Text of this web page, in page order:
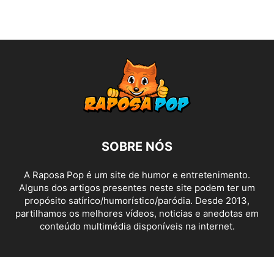
SOBRE NÓS
A Raposa Pop é um site de humor e entretenimento.
Alguns dos artigos presentes neste site podem ter um
propósito satírico/humorístico/paródia. Desde 2013,
partilhamos os melhores vídeos, noticias e anedotas em
conteúdo multimédia disponíveis na internet.